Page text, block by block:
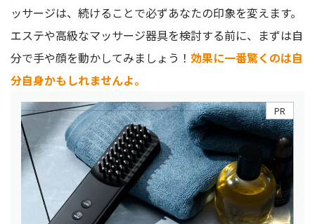
ッサージは、続けることで必ずあなたの印象を変えます。
エステや高級なマッサージ器具を検討する前に、まずは自
分で手や顔を動かしてみましょう！ 効果に一番驚くのは自
分自身かもしれませんよ。
PR